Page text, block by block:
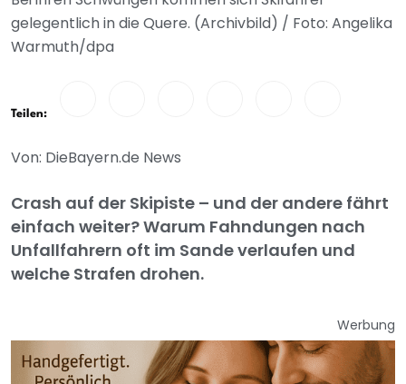
gelegentlich in die Quere. (Archivbild) / Foto: Angelika
Warmuth/dpa
Teilen:
Von: DieBayern.de News
Crash auf der Skipiste – und der andere fährt
einfach weiter? Warum Fahndungen nach
Unfallfahrern oft im Sande verlaufen und
welche Strafen drohen.
Werbung